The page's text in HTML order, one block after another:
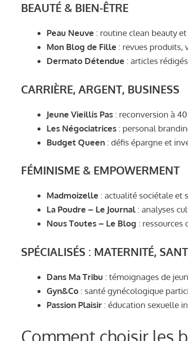
BEAUTÉ & BIEN-ÊTRE
Peau Neuve : routine clean beauty
Mon Blog de Fille : revues produits,
Dermato Détendue : articles
CARRIÈRE, ARGENT, BUSINESS
Jeune Vieillis Pas : reconversion à
Les Négociatrices : personal
Budget Queen : défis épargne et
FÉMINISME & EMPOWERMENT
Madmoizelle : actualité sociétale et
La Poudre – Le Journal : analyses
Nous Toutes – Le Blog : ressources
SPÉCIALISÉS : MATERNITÉ,
Dans Ma Tribu : témoignages de
Gyn&Co : santé gynécologique
Passion Plaisir : éducation sexuelle
Comment choisir les